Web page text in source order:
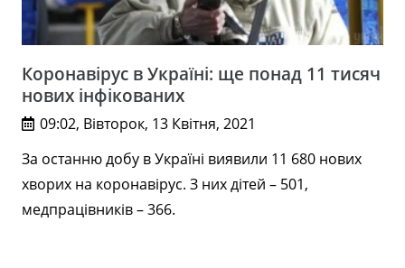
Коронавірус в Україні: ще понад 11 тисяч
нових інфікованих
09:02, Вівторок, 13 Квітня, 2021
За останню добу в Україні виявили 11 680 нових
хворих на коронавірус. З них дітей – 501,
медпрацівників – 366.